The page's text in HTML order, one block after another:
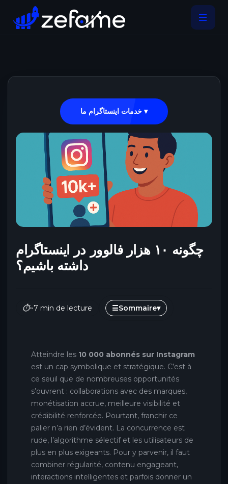
خدمات اینستاگرام ما ▾
چگونه ۱۰ هزار فالوور در اینستاگرام
داشته باشیم؟
⏱~7 min de lecture ☰Sommaire▾
Atteindre les 10 000 abonnés sur Instagram
est un cap symbolique et stratégique. C’est à
ce seuil que de nombreuses opportunités
s’ouvrent : collaborations avec des marques,
monétisation accrue, meilleure visibilité et
crédibilité renforcée. Pourtant, franchir ce
palier n’a rien d’évident. La concurrence est
rude, l’algorithme sélectif et les utilisateurs de
plus en plus exigeants. Pour y parvenir, il faut
combiner régularité, contenu engageant,
interactions intelligentes et parfois donner un